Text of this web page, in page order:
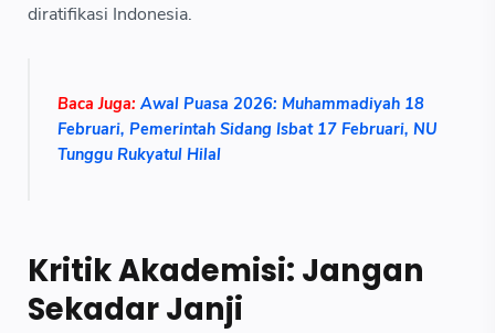
diratifikasi Indonesia.
Baca Juga: Awal Puasa 2026: Muhammadiyah 18
Februari, Pemerintah Sidang Isbat 17 Februari, NU
Tunggu Rukyatul Hilal
Kritik Akademisi: Jangan
Sekadar Janji